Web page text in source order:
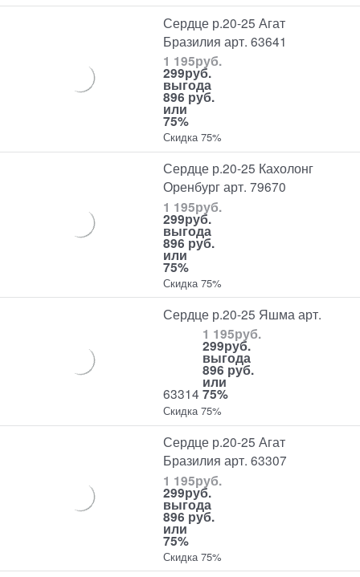
Сердце р.20-25 Агат
Бразилия арт. 63641
1 195руб.
299руб.
выгода
896 руб.
или
75%
Скидка 75%
Сердце р.20-25 Кахолонг
Оренбург арт. 79670
1 195руб.
299руб.
выгода
896 руб.
или
75%
Скидка 75%
Сердце р.20-25 Яшма арт.
63314
1 195руб.
299руб.
выгода
896 руб.
или
75%
Скидка 75%
Сердце р.20-25 Агат
Бразилия арт. 63307
1 195руб.
299руб.
выгода
896 руб.
или
75%
Скидка 75%